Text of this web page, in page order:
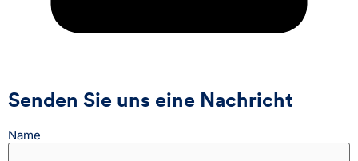
Senden Sie uns eine Nachricht
Name